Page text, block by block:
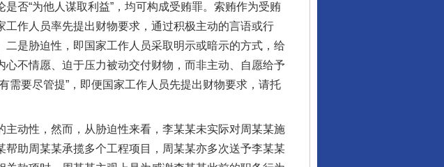
否“为他人谋取利益”，均可构成受贿罪。索贿作为受贿
作人员率先提出财物要求，通过积极主动的言语或行
是胁迫性，即国家工作人员采取明示或暗示的方式，给
不情愿、迫于压力被动交付财物，而非主动、自愿给予
需要尽管提”，即便国家工作人员先提出财物要求，请托
动性，然而，从胁迫性来看，李某某未实际对周某某施
助周某某承揽多个工程项目，周某某亦多次送予李某某